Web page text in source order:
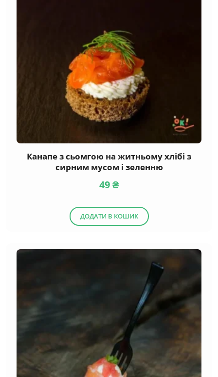
Канапе з сьомгою на житньому хлібі з
сирним мусом і зеленню
49₴
ДОДАТИ В КОШИК